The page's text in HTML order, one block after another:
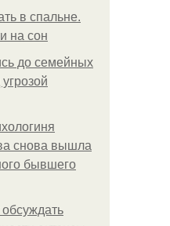
в спальне.
на сон
до семейных
снова вышла
бывшего